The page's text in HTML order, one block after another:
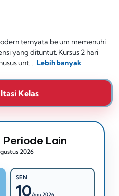
ternyata belum memenuhi
yang dituntut. Kursus 2 hari
unt… Lebih banyak
Kelas
Lain
2026
SEN
10Agu 2026